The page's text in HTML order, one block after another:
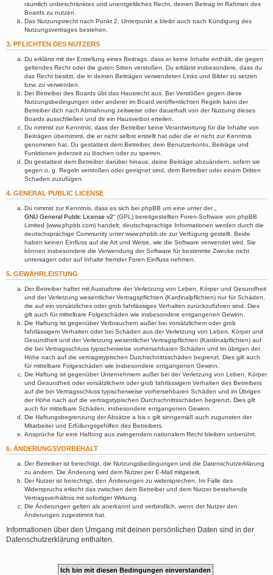
räumlich unbeschränktes und unentgeltliches Recht, deinen Beitrag im Rahmen des
Boards zu nutzen.
Das Nutzungsrecht nach Punkt 2, Unterpunkt a bleibt auch nach Kündigung des
Nutzungsvertrages bestehen.
3. PFLICHTEN DES NUTZERS
Du erklärst mit der Erstellung eines Beitrags, dass er keine Inhalte enthält, die gegen
geltendes Recht oder die guten Sitten verstoßen. Du erklärst insbesondere, dass du
das Recht besitzt, die in deinen Beiträgen verwendeten Links und Bilder zu setzen
bzw. zu verwenden.
Der Betreiber des Boards übt das Hausrecht aus. Bei Verstößen gegen diese
Nutzungsbedingungen oder anderer im Board veröffentlichten Regeln kann der
Betreiber dich nach Abmahnung zeitweise oder dauerhaft von der Nutzung dieses
Boards ausschließen und dir ein Hausverbot erteilen.
Du nimmst zur Kenntnis, dass der Betreiber keine Verantwortung für die Inhalte von
Beiträgen übernimmt, die er nicht selbst erstellt hat oder die er nicht zur Kenntnis
genommen hat. Du gestattest dem Betreiber, dein Benutzerkonto, Beiträge und
Funktionen jederzeit zu löschen oder zu sperren.
Du gestattest dem Betreiber darüber hinaus, deine Beiträge abzuändern, sofern sie
gegen o. g. Regeln verstoßen oder geeignet sind, dem Betreiber oder einem Dritten
Schaden zuzufügen.
4. GENERAL PUBLIC LICENSE
Du nimmst zur Kenntnis, dass es sich bei phpBB um eine unter der „
GNU General Public License v2“ (GPL) bereitgestellten Foren-Software von phpBB
Limited (www.phpbb.com) handelt; deutschsprachige Informationen werden durch die
deutschsprachige Community unter www.phpbb.de zur Verfügung gestellt. Beide
haben keinen Einfluss auf die Art und Weise, wie die Software verwendet wird. Sie
können insbesondere die Verwendung der Software für bestimmte Zwecke nicht
untersagen oder auf Inhalte fremder Foren Einfluss nehmen.
5. GEWÄHRLEISTUNG
Der Betreiber haftet mit Ausnahme der Verletzung von Leben, Körper und Gesundheit
und der Verletzung wesentlicher Vertragspflichten (Kardinalpflichten) nur für Schäden,
die auf ein vorsätzliches oder grob fahrlässiges Verhalten zurückzuführen sind. Dies
gilt auch für mittelbare Folgeschäden wie insbesondere entgangenen Gewinn.
Die Haftung ist gegenüber Verbrauchern außer bei vorsätzlichem oder grob
fahrlässigem Verhalten oder bei Schäden aus der Verletzung von Leben, Körper und
Gesundheit und der Verletzung wesentlicher Vertragspflichten (Kardinalpflichten) auf
die bei Vertragsschluss typischerweise vorhersehbaren Schäden und im übrigen der
Höhe nach auf die vertragstypischen Durchschnittsschäden begrenzt. Dies gilt auch
für mittelbare Folgeschäden wie insbesondere entgangenen Gewinn.
Die Haftung ist gegenüber Unternehmern außer bei der Verletzung von Leben, Körper
und Gesundheit oder vorsätzlichem oder grob fahrlässigem Verhalten des Betreibers
auf die bei Vertragsschluss typischerweise vorhersehbaren Schäden und im Übrigen
der Höhe nach auf die vertragstypischen Durchschnittsschäden begrenzt. Dies gilt
auch für mittelbare Schäden, insbesondere entgangenen Gewinn.
Die Haftungsbegrenzung der Absätze a bis c gilt sinngemäß auch zugunsten der
Mitarbeiter und Erfüllungsgehilfen des Betreibers.
Ansprüche für eine Haftung aus zwingendem nationalem Recht bleiben unberührt.
6. ÄNDERUNGSVORBEHALT
Der Betreiber ist berechtigt, die Nutzungsbedingungen und die Datenschutzerklärung
zu ändern. Die Änderung wird dem Nutzer per E-Mail mitgeteilt.
Der Nutzer ist berechtigt, den Änderungen zu widersprechen. Im Falle des
Widerspruchs erlischt das zwischen dem Betreiber und dem Nutzer bestehende
Vertragsverhältnis mit sofortiger Wirkung.
Die Änderungen gelten als anerkannt und verbindlich, wenn der Nutzer den
Änderungen zugestimmt hat.
Informationen über den Umgang mit deinen persönlichen Daten sind in der
Datenschutzerklärung enthalten.